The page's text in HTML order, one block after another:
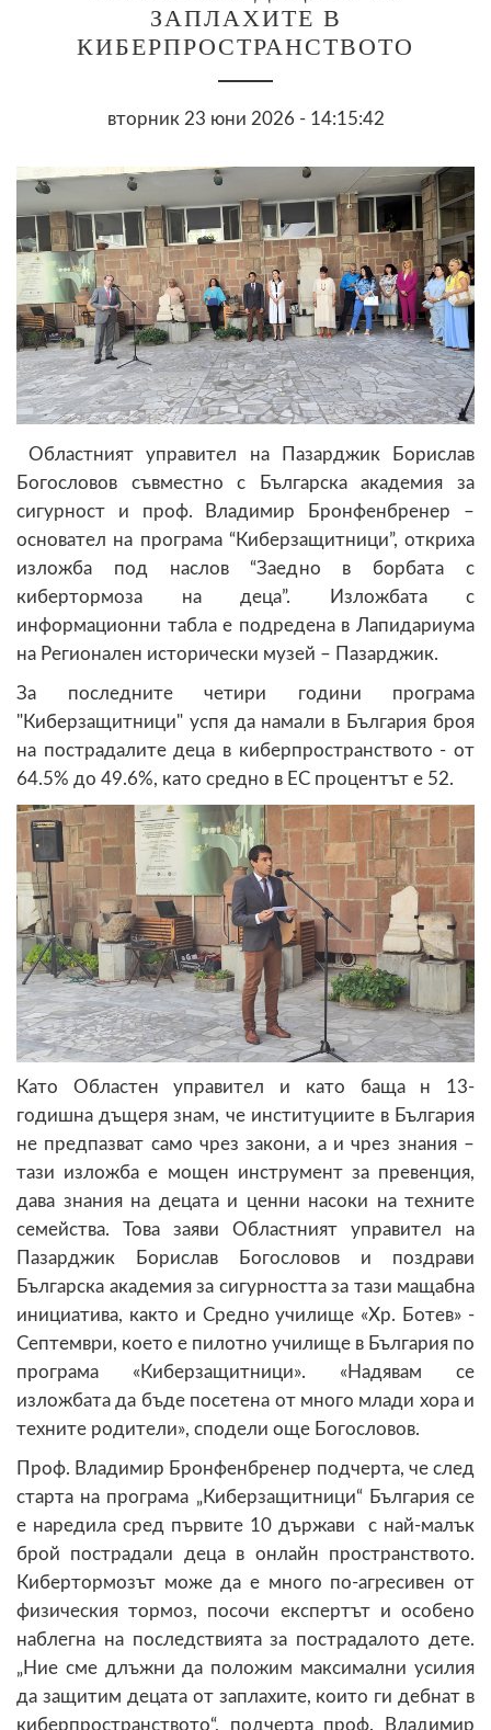
ЗАПЛАХИТЕ В
КИБЕРПРОСТРАНСТВОТО
вторник 23 юни 2026 - 14:15:42
Областният управител на Пазарджик Борислав
Богословов съвместно с Българска академия за
сигурност и проф. Владимир Бронфенбренер –
основател на програма “Киберзащитници”, откриха
изложба под наслов “Заедно в борбата с
кибертормоза на деца”. Изложбата с
информационни табла е подредена в Лапидариума
на Регионален исторически музей – Пазарджик.
За последните четири години програма
"Киберзащитници" успя да намали в България броя
на пострадалите деца в киберпространството - от
64.5% до 49.6%, като средно в ЕС процентът е 52.
Като Областен управител и като баща н 13-
годишна дъщеря знам, че институциите в България
не предпазват само чрез закони, а и чрез знания –
тази изложба е мощен инструмент за превенция,
дава знания на децата и ценни насоки на техните
семейства. Това заяви Областният управител на
Пазарджик Борислав Богословов и поздрави
Българска академия за сигурността за тази мащабна
инициатива, както и Средно училище «Хр. Ботев» -
Септември, което е пилотно училище в България по
програма «Киберзащитници». «Надявам се
изложбата да бъде посетена от много млади хора и
техните родители», сподели още Богословов.
Проф. Владимир Бронфенбренер подчерта, че след
старта на програма „Киберзащитници“ България се
е наредила сред първите 10 държави с най-малък
брой пострадали деца в онлайн пространството.
Кибертормозът може да е много по-агресивен от
физическия тормоз, посочи експертът и особено
наблегна на последствията за пострадалото дете.
„Ние сме длъжни да положим максимални усилия
да защитим децата от заплахите, които ги дебнат в
киберпространството“, подчерта проф. Владимир